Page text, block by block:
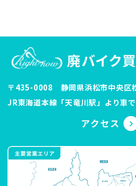
〒435-0008 静岡県浜松市中央区
JR東海道本線「天竜川駅」より車